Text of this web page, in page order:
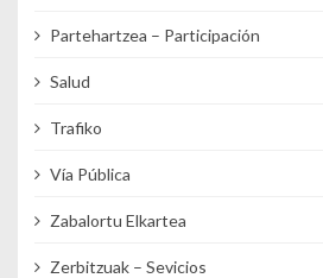
Partehartzea – Participación
Salud
Trafiko
Vía Pública
Zabalortu Elkartea
Zerbitzuak – Sevicios